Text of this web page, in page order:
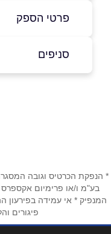
פרטי הספק
טלפון*
סניפים
* הנפקת הכרטיס וגובה
בע"מ ו/או פרימיום
המנפיק * אי עמידה בפירעון
פיגורים